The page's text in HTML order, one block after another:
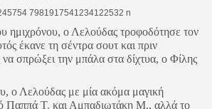
ημιχρόνου, ο Λελούδας τροφοδότησε τον
έκανε τη σέντρα σουτ και πριν
σπρώξει την μπάλα στα δίχτυα, ο Φίλης
ο Λελούδας με μία ακόμα μαγική
Παππά Τ. και Αμπαδιωτάκη Μ., αλλά το